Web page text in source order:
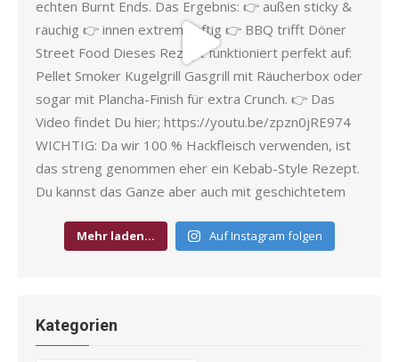
Mehr laden… Auf Instagram folgen
Kategorien